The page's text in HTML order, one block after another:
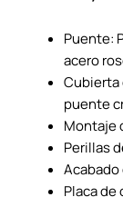
Puente:
acero
Cubierta
puente
Montaje
Perillas
Placa de